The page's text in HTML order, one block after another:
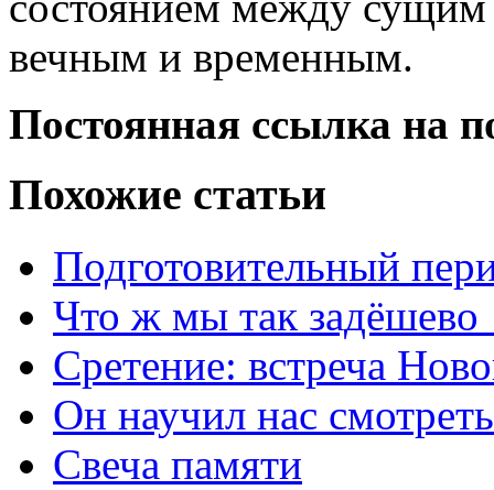
вечным и временным.
Постоянная ссылка на
Похожие статьи
Подготовительный
Что ж мы так
Сретение: встреча
Он научил нас
Свеча памяти